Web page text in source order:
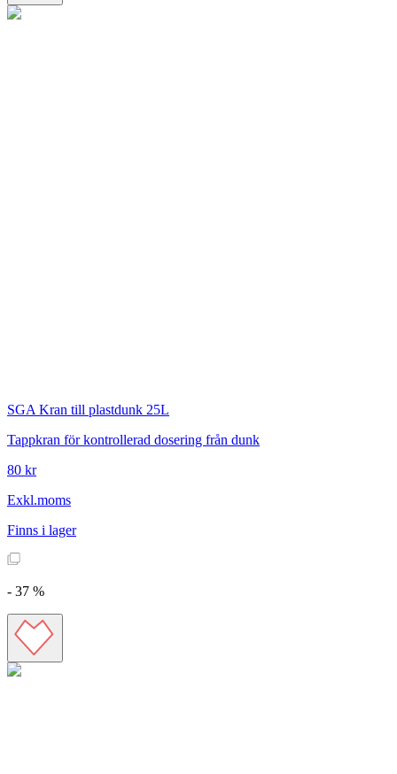
SGA Kran till plastdunk 25L
Tappkran för kontrollerad dosering från dunk
80 kr
Exkl.moms
Finns i lager
- 37 %